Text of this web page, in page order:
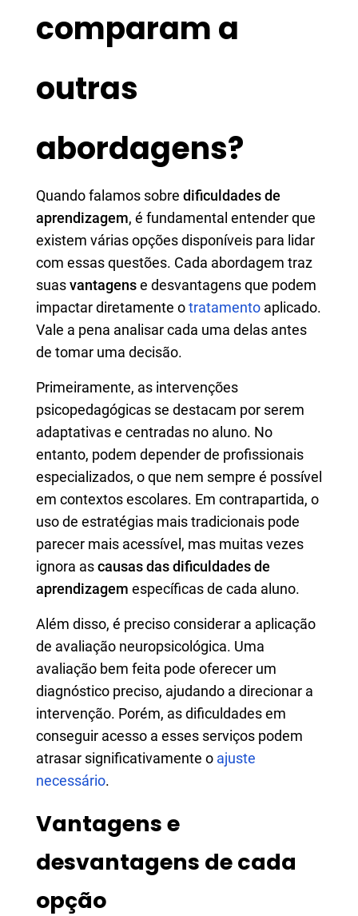
comparam a
outras
abordagens?
Quando falamos sobre dificuldades de
aprendizagem, é fundamental entender que
existem várias opções disponíveis para lidar
com essas questões. Cada abordagem traz
suasvantagense desvantagens que podem
impactar diretamente otratamento aplicado.
Vale a pena analisar cada uma delas antes
de tomar uma decisão.
Primeiramente, as intervenções
psicopedagógicas se destacam por serem
adaptativas e centradas no aluno. No
entanto, podem depender de profissionais
especializados, o que nem sempre é possível
em contextos escolares. Em contrapartida, o
uso de estratégias mais tradicionais pode
parecer mais acessível, mas muitas vezes
ignora ascausas das dificuldades de
aprendizagem específicas de cada aluno.
Além disso, é preciso considerar a aplicação
de avaliação neuropsicológica. Uma
avaliação bem feita pode oferecer um
diagnóstico preciso, ajudando a direcionar a
intervenção. Porém, as dificuldades em
conseguir acesso a esses serviços podem
atrasar significativamente o ajuste
necessário.
Vantagens e
desvantagens de cada
opção